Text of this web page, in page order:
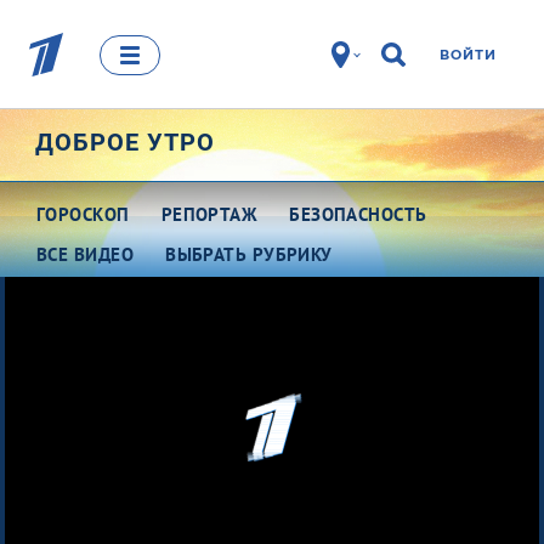
ВОЙТИ
ДОБРОЕ УТРО
ГОРОСКОП РЕПОРТАЖ
БЕЗОПАСНОСТЬ
ВСЕ ВИДЕО
ВЫБРАТЬ РУБРИКУ